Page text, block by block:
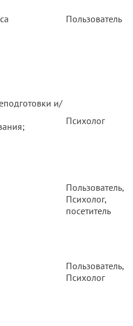
Пользователь
и/
Психолог
Пользователь,
Психолог,
посетитель
Пользователь,
Психолог